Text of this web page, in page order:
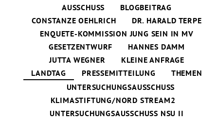
AUSSCHUSS
BLOGBEITRAG
CONSTANZE OEHLRICH
DR. HARALD TERPE
ENQUETE-KOMMISSION JUNG SEIN IN MV
GESETZENTWURF
HANNES DAMM
JUTTA WEGNER
KLEINE ANFRAGE
LANDTAG
PRESSEMITTEILUNG
THEMEN
UNTERSUCHUNGSAUSSCHUSS
KLIMASTIFTUNG/NORD STREAM2
UNTERSUCHUNGSAUSSCHUSS NSU II